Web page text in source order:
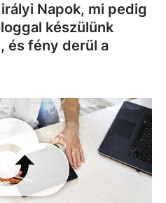
Napok, mi pedig
készülünk
és fény derül a